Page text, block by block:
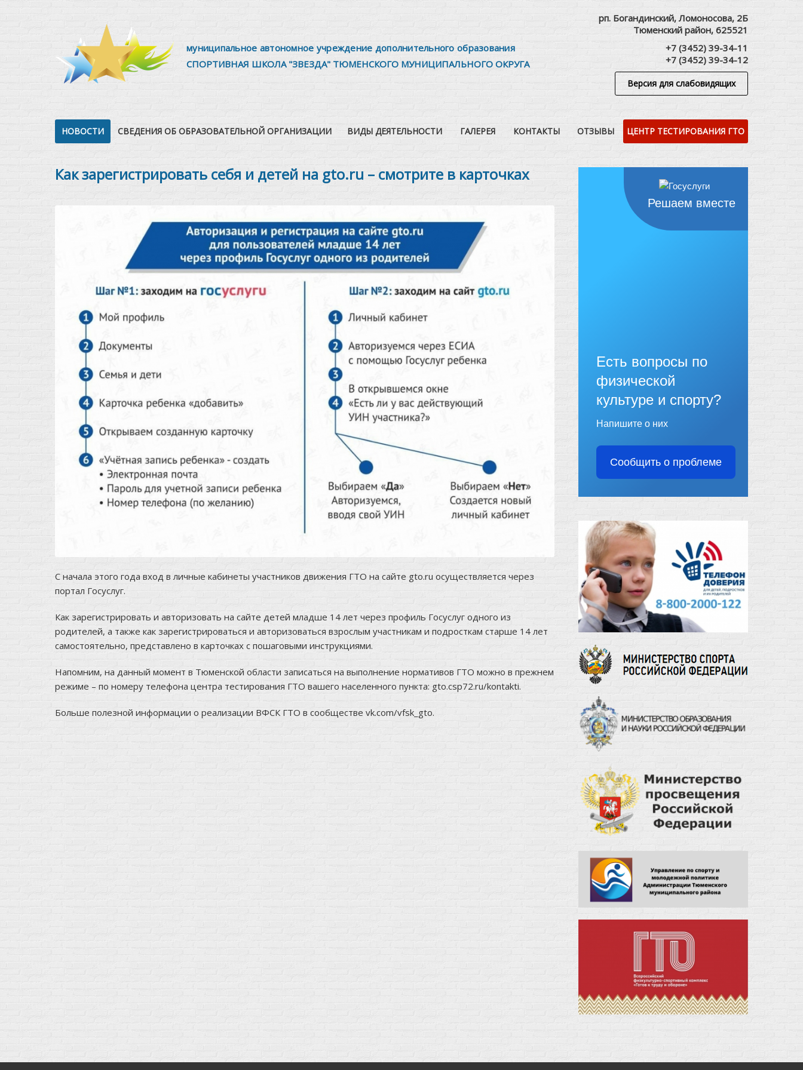
муниципальное автономное учреждение дополнительного образования
СПОРТИВНАЯ ШКОЛА "ЗВЕЗДА" ТЮМЕНСКОГО МУНИЦИПАЛЬНОГО ОКРУГА
рп. Богандинский, Ломоносова, 2Б
Тюменский район, 625521
+7 (3452) 39-34-11
+7 (3452) 39-34-12
Версия для слабовидящих
НОВОСТИ СВЕДЕНИЯ ОБ ОБРАЗОВАТЕЛЬНОЙ ОРГАНИЗАЦИИ ВИДЫ ДЕЯТЕЛЬНОСТИ ГАЛЕРЕЯ КОНТАКТЫ ОТЗЫВЫ ЦЕНТР ТЕСТИРОВАНИЯ ГТО
Как зарегистрировать себя и детей на gto.ru – смотрите в карточках
С начала этого года вход в личные кабинеты участников движения ГТО на сайте gto.ru осуществляется через
портал Госуслуг.
Как зарегистрировать и авторизовать на сайте детей младше 14 лет через профиль Госуслуг одного из
родителей, а также как зарегистрироваться и авторизоваться взрослым участникам и подросткам старше 14 лет
самостоятельно, представлено в карточках с пошаговыми инструкциями.
Напомним, на данный момент в Тюменской области записаться на выполнение нормативов ГТО можно в прежнем
режиме – по номеру телефона центра тестирования ГТО вашего населенного пункта: gto.csp72.ru/kontakti.
Больше полезной информации о реализации ВФСК ГТО в сообществе vk.com/vfsk_gto.
Решаем вместе
Есть вопросы по
физической
культуре и спорту?
Напишите о них
Сообщить о проблеме